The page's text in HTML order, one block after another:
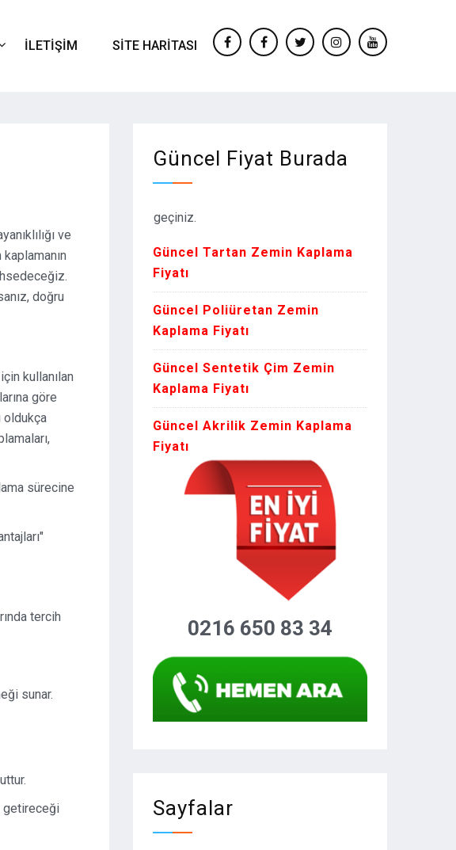
İLETIŞIM
SITE HARITASI
facebookFacebooktwitterinstagramyoutube
ve
doğru
kullanılan
göre
oldukça
sürecine
tercih
sunar.
getireceği
Güncel Fiyat Burada
için lütfen iletişime geçiniz.
Güncel Tartan Zemin Kaplama
Fiyatı
Güncel Poliüretan Zemin
Kaplama Fiyatı
Güncel Sentetik Çim Zemin
Kaplama Fiyatı
Güncel Akrilik Zemin Kaplama
Fiyatı
0216 650 83 34
Sayfalar